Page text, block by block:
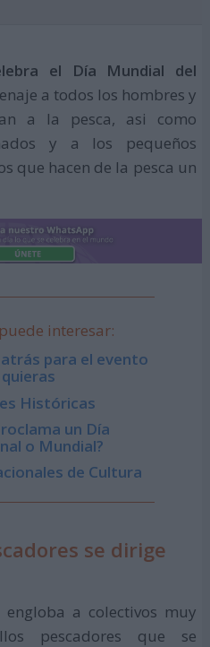
el Día Mundial del
a todos los hombres y
a la pesca, asi como
y a los pequeños
que hacen de la pesca un
interesar:
para el evento
Históricas
un Día
o Mundial?
de Cultura
se dirige
a colectivos muy
pescadores que se